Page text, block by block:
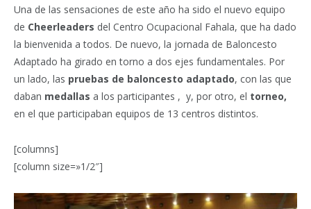
Una de las sensaciones de este año ha sido el nuevo equipo
de Cheerleaders del Centro Ocupacional Fahala, que ha dado
la bienvenida a todos. De nuevo, la jornada de Baloncesto
Adaptado ha girado en torno a dos ejes fundamentales. Por
un lado, las pruebas de baloncesto adaptado, con las que
daban medallas a los participantes , y, por otro, el torneo,
en el que participaban equipos de 13 centros distintos.
[columns]
[column size=»1/2″]